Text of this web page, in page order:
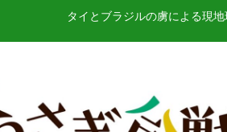
タイとブラジルの虜による現